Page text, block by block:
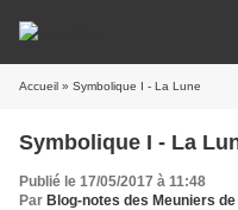
Accueil » Symbolique I - La Lune
Symbolique I - La
Publié le 17/05/2017 à 11:48
Par Blog-notes des Meuniers